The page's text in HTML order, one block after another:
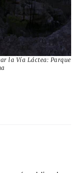
la Vía Láctea: Parque